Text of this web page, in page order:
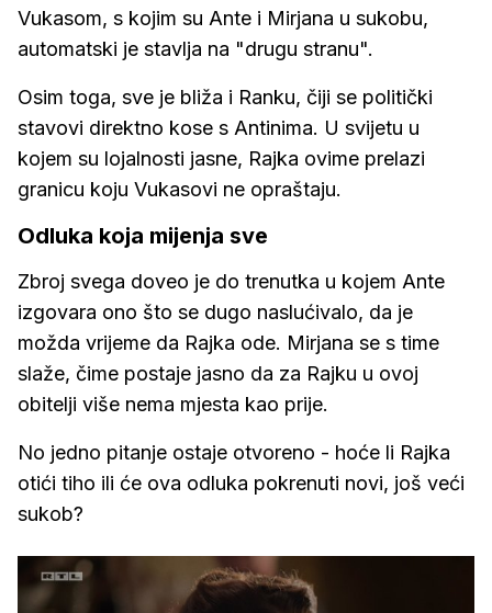
Vukasom, s kojim su Ante i Mirjana u sukobu,
automatski je stavlja na "drugu stranu".
Osim toga, sve je bliža i Ranku, čiji se politički
stavovi direktno kose s Antinima. U svijetu u
kojem su lojalnosti jasne, Rajka ovime prelazi
granicu koju Vukasovi ne opraštaju.
Odluka koja mijenja sve
Zbroj svega doveo je do trenutka u kojem Ante
izgovara ono što se dugo naslućivalo, da je
možda vrijeme da Rajka ode. Mirjana se s time
slaže, čime postaje jasno da za Rajku u ovoj
obitelji više nema mjesta kao prije.
No jedno pitanje ostaje otvoreno - hoće li Rajka
otići tiho ili će ova odluka pokrenuti novi, još veći
sukob?